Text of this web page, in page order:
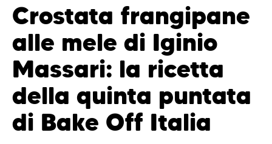
Crostata frangipane
alle mele di Iginio
Massari: la ricetta
della quinta puntata
di Bake Off Italia